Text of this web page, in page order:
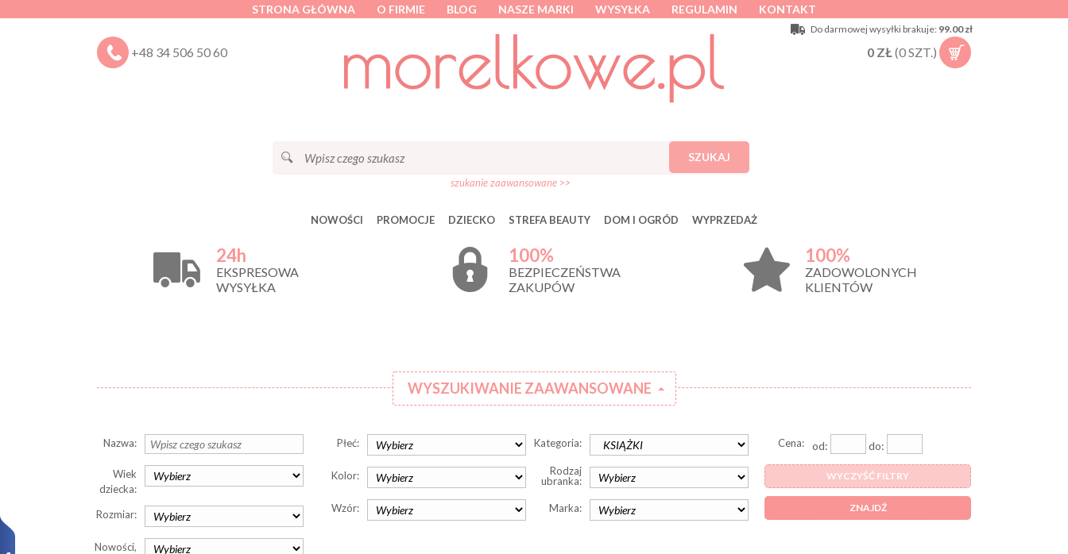
STRONA GŁÓWNA O FIRMIE BLOG NASZE MARKI WYSYŁKA REGULAMIN KONTAKT
+48 34 506 50 60
Do darmowej wysyłki brakuje: 99.00 zł
0 ZŁ(0SZT.)
SZUKAJ
szukanie zaawansowane >>
NOWOŚCI PROMOCJE DZIECKO STREFA BEAUTY DOM I OGRÓD WYPRZEDAŻ
24h
EKSPRESOWA
WYSYŁKA
100%
BEZPIECZEŃSTWA
ZAKUPÓW
100%
ZADOWOLONYCH
KLIENTÓW
WYSZUKIWANIE ZAAWANSOWANE
Nazwa:
Wiek
dziecka:
Rozmiar:
Nowości,
Płeć:
Kolor:
Wzór:
Kategoria:
Rodzaj
ubranka:
Marka:
Cena: od: do:
WYCZYŚĆ FILTRY
ZNAJDŹ